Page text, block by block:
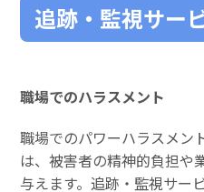
追跡・監視サー
職場でのハラスメント
職場でのパワーハラスメン
は、被害者の精神的負担や
与えます。追跡・監視サー